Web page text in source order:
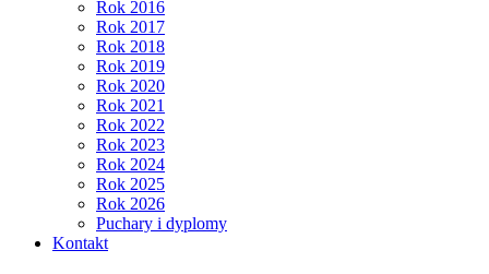
Rok 2016
Rok 2017
Rok 2018
Rok 2019
Rok 2020
Rok 2021
Rok 2022
Rok 2023
Rok 2024
Rok 2025
Rok 2026
Puchary i dyplomy
Kontakt